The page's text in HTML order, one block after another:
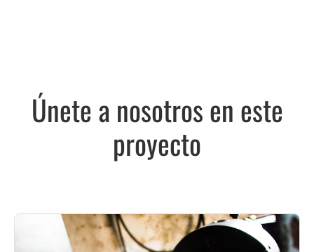
Únete a nosotros en este
proyecto